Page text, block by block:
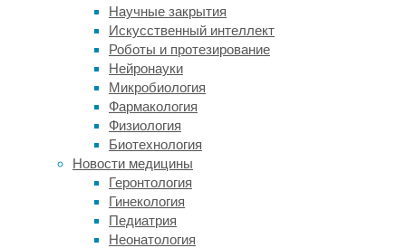
Научные закрытия
Искусственный интеллект
Роботы и протезирование
Нейронауки
Микробиология
Фармакология
Физиология
Биотехнология
Новости медицины
Геронтология
Гинекология
Педиатрия
Неонатология
кажется,
будто
все
остальные
воспринимают
мир
точно
так
же,
как
он
его
воспринимает,